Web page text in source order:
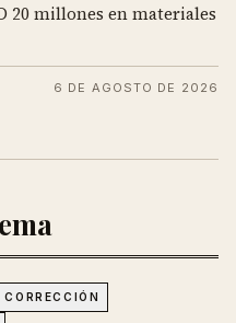
20 millones en materiales
6 DE AGOSTO DE 2026